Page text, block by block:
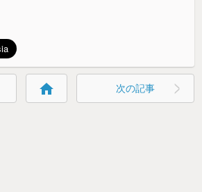
home 次の記事